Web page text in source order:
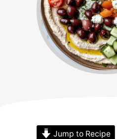
Jump to Recipe